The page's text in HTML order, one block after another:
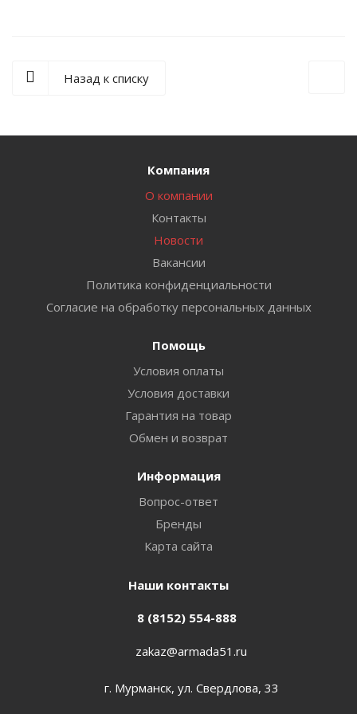
Назад к списку
Компания
О компании
Контакты
Новости
Вакансии
Политика конфиденциальности
Согласие на обработку персональных данных
Помощь
Условия оплаты
Условия доставки
Гарантия на товар
Обмен и возврат
Информация
Вопрос-ответ
Бренды
Карта сайта
Наши контакты
8 (8152) 554-888
zakaz@armada51.ru
г. Мурманск, ул. Свердлова, 33